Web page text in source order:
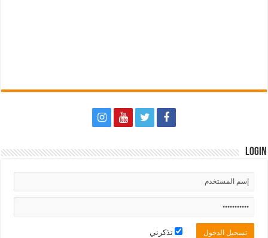
Login
تذكرني